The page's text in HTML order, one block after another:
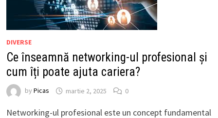
DIVERSE
Ce înseamnă networking-ul profesional și
cum îți poate ajuta cariera?
by Picas martie 2, 2025 0
Networking-ul profesional este un concept fundamental